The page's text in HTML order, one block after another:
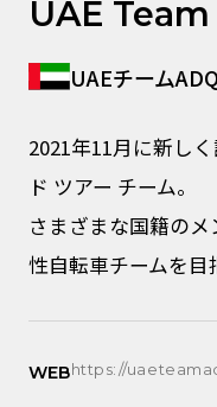
UAE
UAEチーム
2021年11月に新し
ド ツアー チーム。
さまざまな国籍の
性自転車チームを目
WEBhttps://